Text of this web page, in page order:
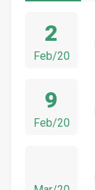
2
Feb/20
9
Feb/20